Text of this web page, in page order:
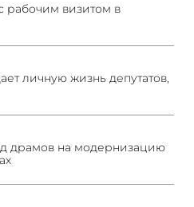
визитом в
личную жизнь депутатов,
драмов на модернизацию